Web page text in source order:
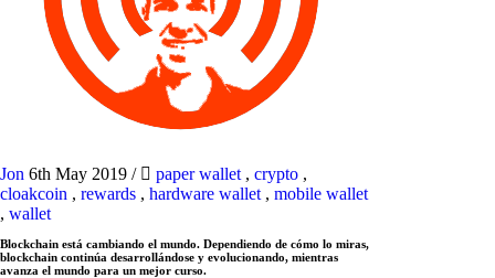
Jon 6th May 2019 / paper wallet , crypto ,
cloakcoin , rewards , hardware wallet , mobile wallet
, wallet
Blockchain está cambiando el mundo. Dependiendo de cómo lo miras,
blockchain continúa desarrollándose y evolucionando, mientras
avanza el mundo para un mejor curso.